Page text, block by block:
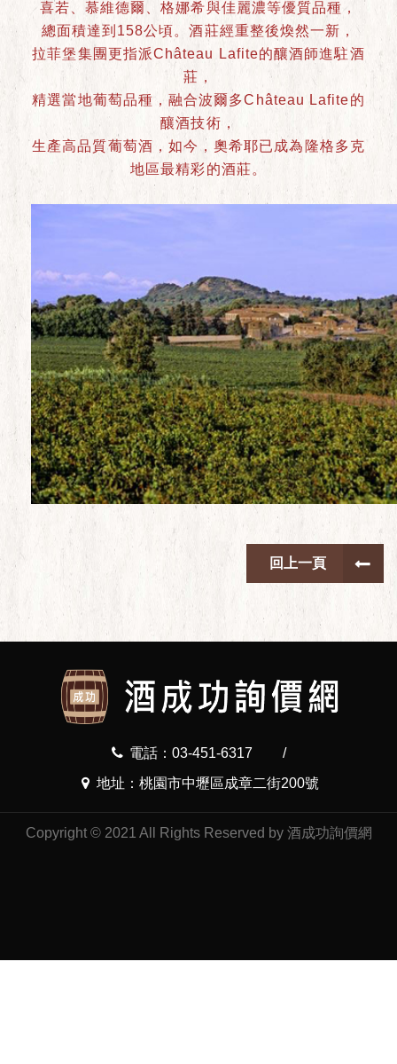
喜若、慕維德爾、格娜希與佳麗濃等優質品種，
總面積達到158公頃。酒莊經重整後煥然一新，
拉菲堡集團更指派Château Lafite的釀酒師進駐酒
莊，
精選當地葡萄品種，融合波爾多Château Lafite的
釀酒技術，
生產高品質葡萄酒，如今，奧希耶已成為隆格多克
地區最精彩的酒莊。
回上一頁
電話：03-451-6317
/
地址：桃園市中壢區成章二街200號
Copyright © 2021 All Rights Reserved by 酒成功詢價網